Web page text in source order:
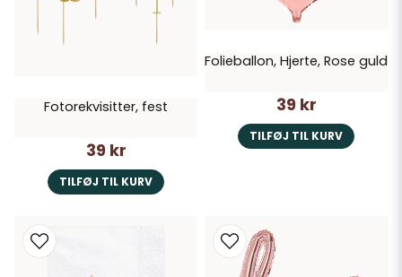
Fotorekvisitter, fest
39 kr
TILFØJ TIL KURV
Folieballon, Hjerte, Rose guld
39 kr
TILFØJ TIL KURV